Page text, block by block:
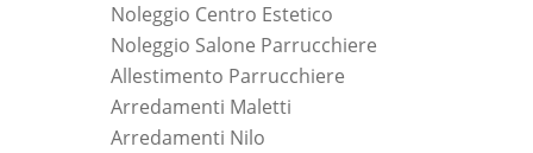
Noleggio Centro Estetico
Noleggio Salone Parrucchiere
Allestimento Parrucchiere
Arredamenti Maletti
Arredamenti Nilo